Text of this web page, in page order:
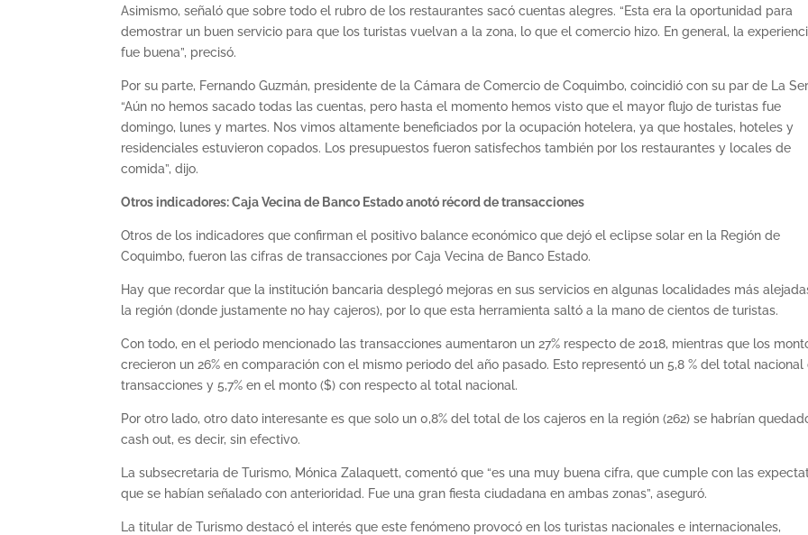
Asimismo, señaló que sobre todo el rubro de los restaurantes sacó cuentas alegres. “Esta era la oportunidad para
demostrar un buen servicio para que los turistas vuelvan a la zona, lo que el comercio hizo. En general, la
fue buena”, precisó.
Por su parte, Fernando Guzmán, presidente de la Cámara de Comercio de Coquimbo, coincidió con su par de La
“Aún no hemos sacado todas las cuentas, pero hasta el momento hemos visto que el mayor flujo de turistas fue
domingo, lunes y martes. Nos vimos altamente beneficiados por la ocupación hotelera, ya que hostales, hoteles y
residenciales estuvieron copados. Los presupuestos fueron satisfechos también por los restaurantes y locales de
comida”, dijo.
Otros indicadores: Caja Vecina de Banco Estado anotó récord de transacciones
Otros de los indicadores que confirman el positivo balance económico que dejó el eclipse solar en la Región de
Coquimbo, fueron las cifras de transacciones por Caja Vecina de Banco Estado.
Hay que recordar que la institución bancaria desplegó mejoras en sus servicios en algunas localidades más
la región (donde justamente no hay cajeros), por lo que esta herramienta saltó a la mano de cientos de turistas.
Con todo, en el periodo mencionado las transacciones aumentaron un 27% respecto de 2018, mientras que los
crecieron un 26% en comparación con el mismo periodo del año pasado. Esto representó un 5,8 % del total nacional
transacciones y 5,7% en el monto ($) con respecto al total nacional.
Por otro lado, otro dato interesante es que solo un 0,8% del total de los cajeros en la región (262) se habrían
cash out, es decir, sin efectivo.
La subsecretaria de Turismo, Mónica Zalaquett, comentó que “es una muy buena cifra, que cumple con las
que se habían señalado con anterioridad. Fue una gran fiesta ciudadana en ambas zonas”, aseguró.
La titular de Turismo destacó el interés que este fenómeno provocó en los turistas nacionales e internacionales,